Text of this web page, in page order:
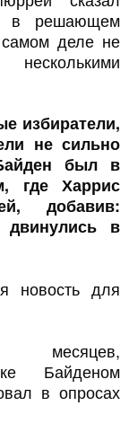
в решающем
деле не
избиратели,
не сильно
был в
где Харрис
добавив:
двинулись в
новость для
месяцев,
Байденом
в опросах